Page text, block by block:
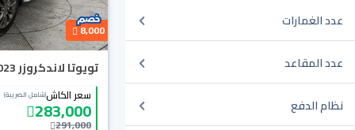
عدد الغمارات
عدد المقاعد
نظام الدفع
8,000
تويوتا لاندكروزر VX 2023 دبل
سعر الكاش(شامل الضريبة)
283,000
291,000